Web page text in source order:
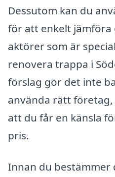
Dessutom kan du
för att enkelt jämföra
aktörer som är
renovera trappa i
förslag gör det inte
använda rätt
att du får en känsla
pris.
Innan du bestämmer